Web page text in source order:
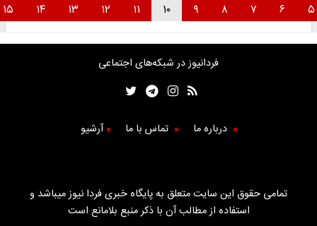
۱۲ ۱۳ ۱۴ ۱۵
فردانیوز در شبکه‌های اجتماعی
درباره ما تماس با ما آرشیو
تمامی حقوق این سایت متعلق به پایگاه خبری فردا نیوز میباشد و
استفاده از مطالب آن با ذکر منبع بلامانع است